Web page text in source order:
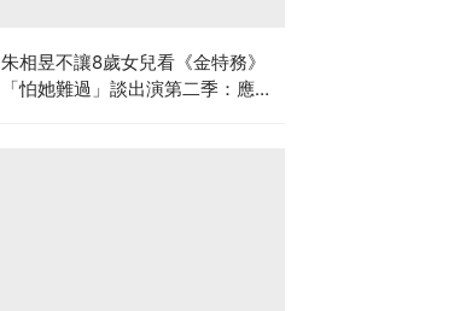
朱相昱不讓8歲女兒看《金特務》
「怕她難過」談出演第二季：應該